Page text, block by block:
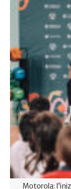
Motorola: